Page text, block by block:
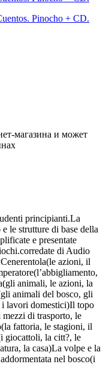
магазина и может
principianti.La
le strutture di base della
e presentate
di Audio
azioni, il
animali, le azioni, la
animali del bosco, gli
lavori domestici)Il topo
di trasporto, le
fattoria, le stagioni, il
giocattoli, la citt?, le
la casa)La volpe e la
nel bosco(i